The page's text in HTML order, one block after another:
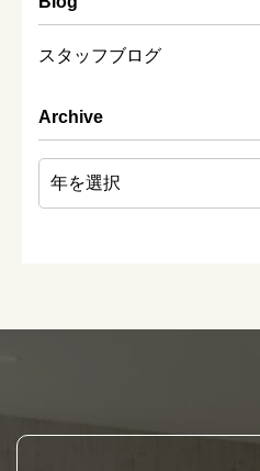
スタッフブログ
Archive